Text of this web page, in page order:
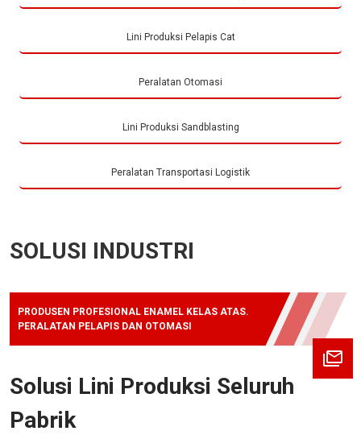
Lini Produksi Pelapis Cat
Peralatan Otomasi
Lini Produksi Sandblasting
Peralatan Transportasi Logistik
SOLUSI INDUSTRI
PRODUSEN PROFESIONAL ENAMEL KELAS ATAS.
PERALATAN PELAPIS DAN OTOMASI
Solusi Lini Produksi Seluruh
Pabrik